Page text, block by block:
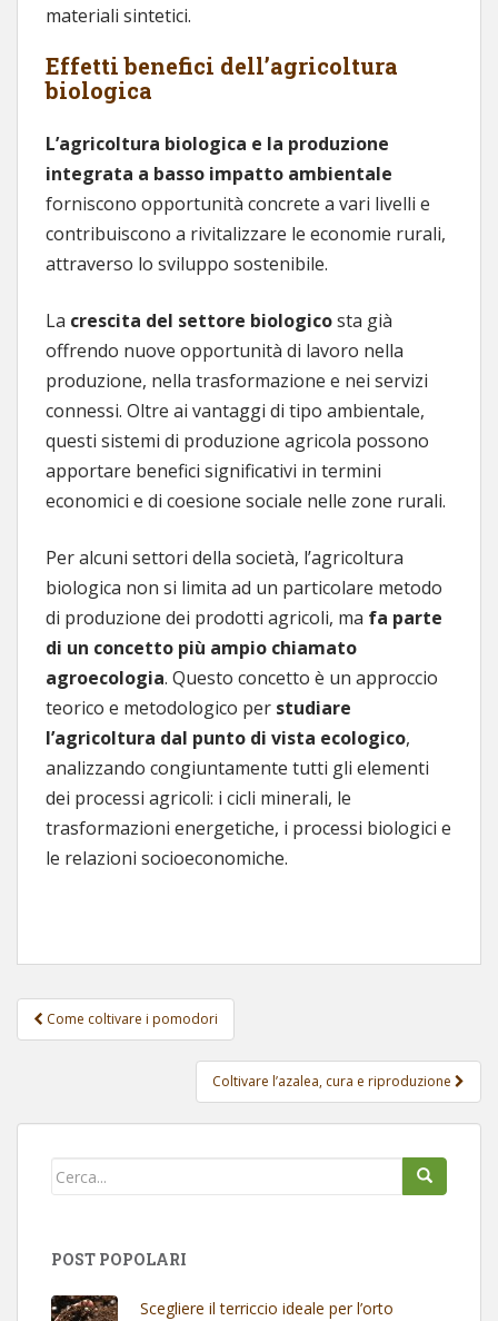
materiali sintetici.
Effetti benefici dell’agricoltura
biologica
L’agricoltura biologica e la produzione
integrata a basso impatto ambientale
forniscono opportunità concrete a vari livelli e
contribuiscono a rivitalizzare le economie rurali,
attraverso lo sviluppo sostenibile.
La crescita del settore biologicosta già
offrendo nuove opportunità di lavoro nella
produzione, nella trasformazione e nei servizi
connessi. Oltre ai vantaggi di tipo ambientale,
questi sistemi di produzione agricola possono
apportare benefici significativi in termini
economici e di coesione sociale nelle zone rurali.
Per alcuni settori della società, l’agricoltura
biologica non si limita ad un particolare metodo
di produzione dei prodotti agricoli, ma fa parte
di un concetto più ampio chiamato
agroecologia. Questo concetto è un approccio
teorico e metodologico per studiare
l’agricoltura dal punto di vista ecologico,
analizzando congiuntamente tutti gli elementi
dei processi agricoli: i cicli minerali, le
trasformazioni energetiche, i processi biologici e
le relazioni socioeconomiche.
Navigazione post
Come coltivare i pomodori
Coltivare l’azalea, cura e riproduzione
POST POPOLARI
Scegliere il terriccio ideale per l’orto